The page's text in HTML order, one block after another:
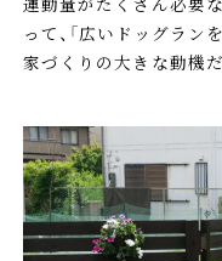
って、「広いドッグラン
家づくりの大きな動機